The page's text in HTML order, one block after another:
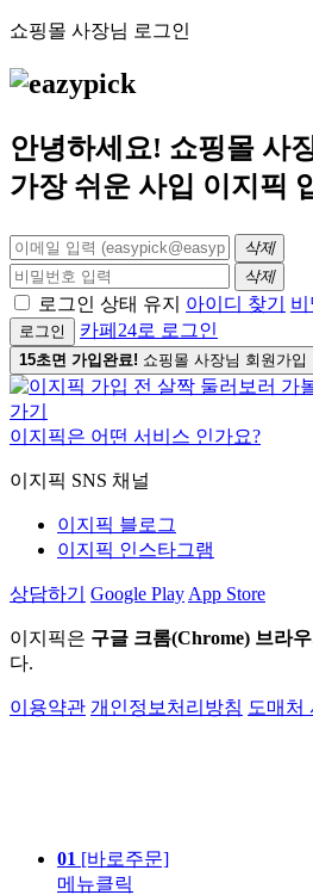
쇼핑몰 사장님 로그인
안녕하세요! 쇼핑몰 사
가장 쉬운 사입 이지픽
삭제
삭제
로그인 상태 유지 아이디 찾기 비
로그인 카페24로 로그인
15초면 가입완료! 쇼핑몰 사장님 회원가입
이지픽은 어떤 서비스 인가요?
이지픽 SNS 채널
이지픽 블로그
이지픽 인스타그램
상담하기 Google Play App Store
이지픽은 구글 크롬(Chrome) 브라우
다.
이용약관 개인정보처리방침 도매처
01 [바로주문]
메뉴클릭